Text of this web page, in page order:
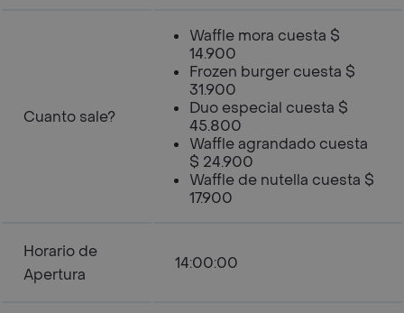
Cuanto sale?
Waffle mora cuesta $
14.900
Frozen burger cuesta $
31.900
Duo especial cuesta $
45.800
Waffle agrandado cuesta
$ 24.900
Waffle de nutella cuesta $
17.900
Horario de
Apertura
14:00:00